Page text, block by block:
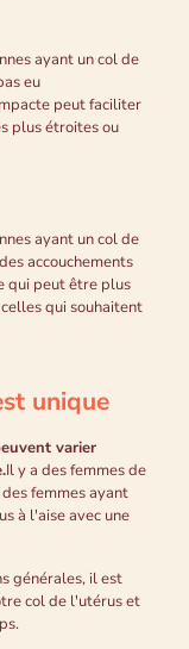
ayant un col de
eu
peut faciliter
plus étroites ou
ayant un col de
accouchements
qui peut être plus
qui souhaitent
unique
varier
Il y a des femmes de
femmes ayant
à l'aise avec une
générales, il est
col de l'utérus et